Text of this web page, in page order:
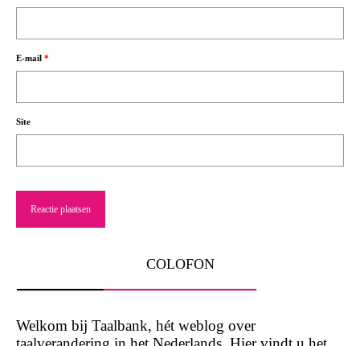
E-mail *
Site
COLOFON
Welkom bij Taalbank, hét weblog over